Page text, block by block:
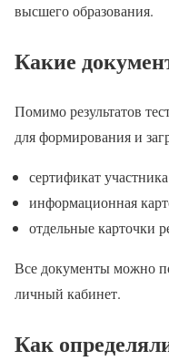
высшего образования.
Какие
Помимо результатов
для формирования и
сертификат
информационная
отдельные карточки
Все документы можно
личный кабинет.
Как